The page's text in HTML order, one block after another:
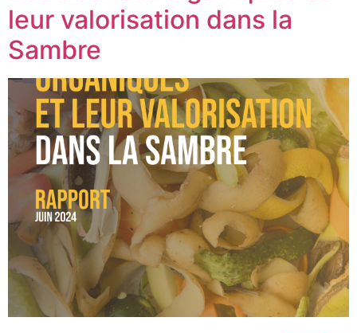
leur valorisation dans la
Sambre